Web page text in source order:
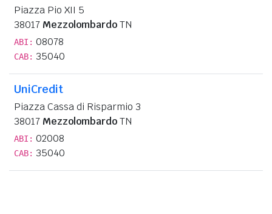
Piazza Pio XII 5
38017 MezzolombardoTN
ABI: 08078
CAB: 35040
UniCredit
Piazza Cassa di Risparmio 3
38017 MezzolombardoTN
ABI: 02008
CAB: 35040